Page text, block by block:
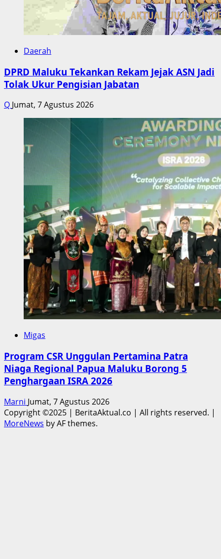
Daerah
DPRD Maluku Tekankan Rekam Jejak ASN Jadi
Tolak Ukur Pengisian Jabatan
Q Jumat, 7 Agustus 2026
Migas
Program CSR Unggulan Pertamina Patra
Niaga Regional Papua Maluku Borong 5
Penghargaan ISRA 2026
Marni Jumat, 7 Agustus 2026
Copyright ©2025 | BeritaAktual.co | All rights reserved. |
MoreNews by AF themes.